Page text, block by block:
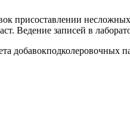
присоставлении
Ведение записей в
добавокподколеровочных